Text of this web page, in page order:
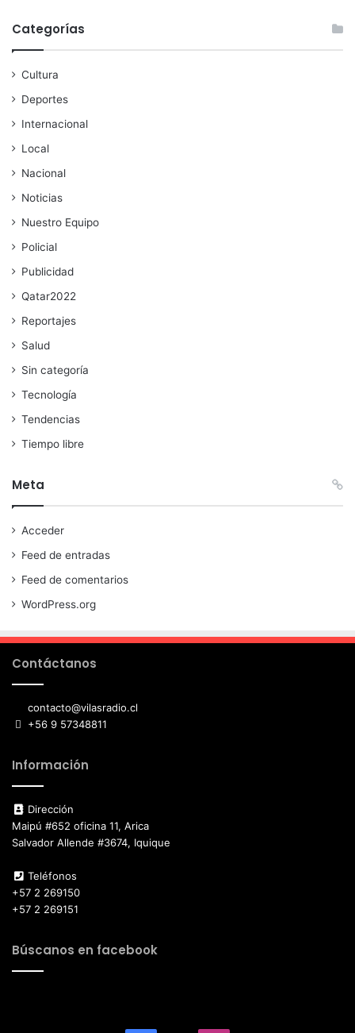
Categorías
Cultura
Deportes
Internacional
Local
Nacional
Noticias
Nuestro Equipo
Policial
Publicidad
Qatar2022
Reportajes
Salud
Sin categoría
Tecnología
Tendencias
Tiempo libre
Meta
Acceder
Feed de entradas
Feed de comentarios
WordPress.org
Contáctanos
contacto@vilasradio.cl
+56 9 57348811
Información
Dirección
Maipú #652 oficina 11, Arica
Salvador Allende #3674, Iquique
Teléfonos
+57 2 269150
+57 2 269151
Búscanos en facebook